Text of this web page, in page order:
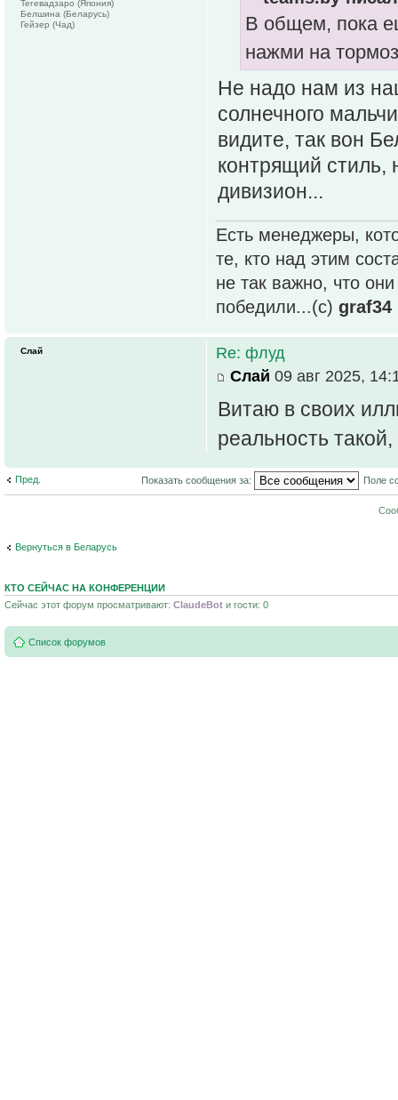
В общем, пока
нажми на
Не надо нам из
солнечного
видите, так вон
контрящий стиль,
дивизион...
Есть менеджеры,
те, кто над этим
не так важно, что
победили...(с) graf34
Тегевадзаро (Япония)
Белшина (Беларусь)
Гейзер (Чад)
Re: флуд
Слай 09 авг 2025,
Витаю в своих
реальность
Слай
Пред. Показать сообщения за: Поле
Вернуться в Беларусь
КТО СЕЙЧАС НА КОНФЕРЕНЦИИ
Сейчас этот форум просматривают: ClaudeBot и гости: 0
Список форумов